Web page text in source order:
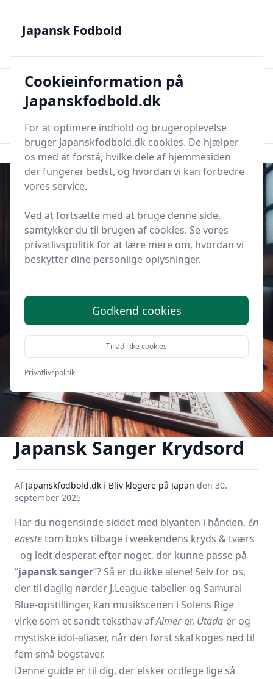
japanske talenter
Japansk Fodbold
Søg nu
Japansk Sanger Krydsord
Af Japanskfodbold.dk i Bliv klogere på Japan den 30.
september 2025
Har du nogensinde siddet med blyanten i hånden, én
enestetom boks tilbage i weekendens kryds & tværs
- og ledt desperat efter noget, der kunne passe på
“japansk sanger”? Så er du ikke alene! Selv for os,
der til daglig nørder J.League-tabeller og Samurai
Blue-opstillinger, kan musikscenen i Solens Rige
virke som et sandt teksthav afAimer-er, Utada-er og
mystiske idol-aliaser, når den først skal koges ned til
fem små bogstaver.
Denne guide er til dig, der elsker ordlege lige så
Japansk Fodbold
Cookieinformation på
Japanskfodbold.dk
For at optimere indhold og brugeroplevelse
bruger Japanskfodbold.dk cookies. De hjælper
os med at forstå, hvilke dele af hjemmesiden
der fungerer bedst, og hvordan vi kan forbedre
vores service.
Ved at fortsætte med at bruge denne side,
samtykker du til brugen af cookies. Se vores
privatlivspolitik for at lære mere om, hvordan vi
beskytter dine personlige oplysninger.
Godkend cookies
Tillad ikke cookies
Privatlivspolitik